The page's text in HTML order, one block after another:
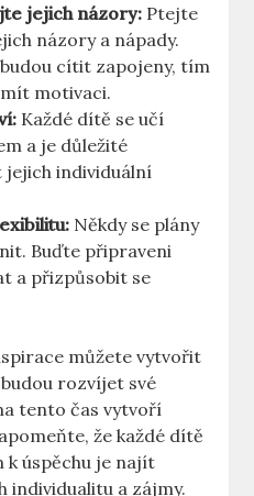
jejich názory: Ptejte
názory a nápady.
cítit zapojeny, tím
motivaci.
Každé dítě se učí
a je důležité
jejich individuální
Někdy se plány
Buďte připraveni
a přizpůsobit se
můžete vytvořit
rozvíjet své
tento čas vytvoří
že každé dítě
k úspěchu je najít
individualitu a zájmy.